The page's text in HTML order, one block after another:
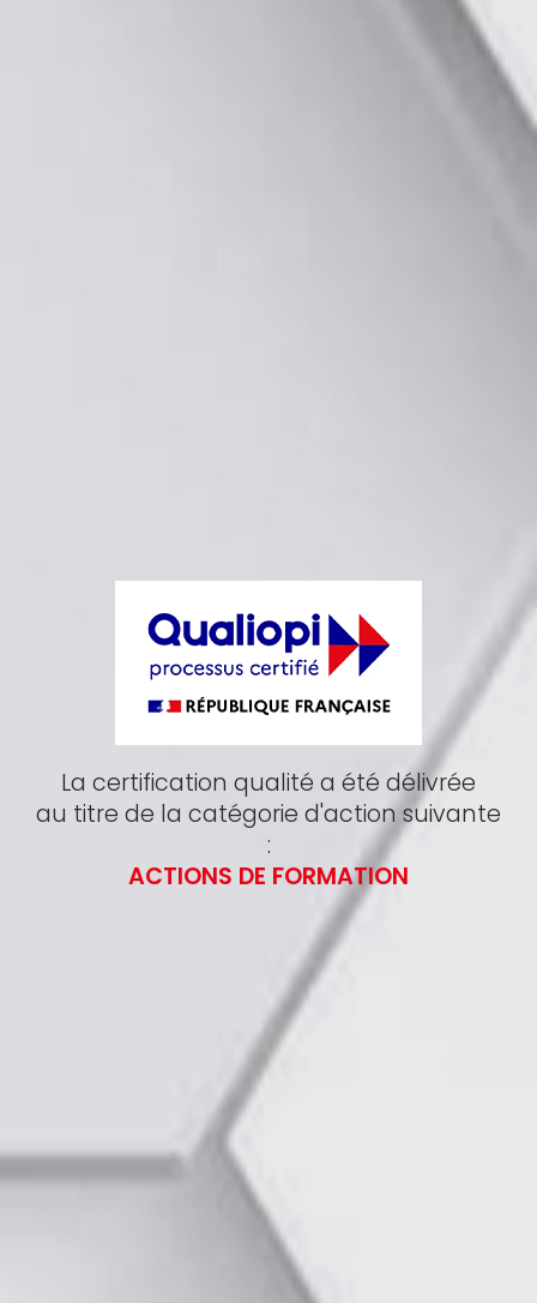
La certification qualité a été délivrée
au titre de la catégorie d'action suivante
:
ACTIONS DE FORMATION